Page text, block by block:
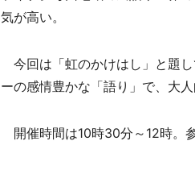
気が高い。
今回は「虹のかけはし」と題
ーの感情豊かな「語り」で、大人
開催時間は10時30分～12時。